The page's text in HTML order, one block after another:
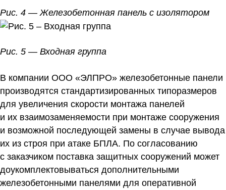
Рис. 4 — Железобетонная панель с изолятором
Рис. 5 — Входная группа
В компании ООО «ЭЛПРО» железобетонные панели
производятся стандартизированных типоразмеров
для увеличения скорости монтажа панелей
и их взаимозаменяемости при монтаже сооружения
и возможной последующей замены в случае вывода
их из строя при атаке БПЛА. По согласованию
с заказчиком поставка защитных сооружений может
доукомплектовываться дополнительными
железобетонными панелями для оперативной